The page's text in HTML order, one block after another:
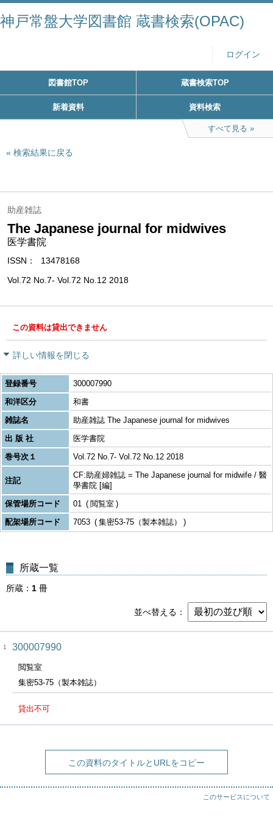
神戸常盤大学図書館 蔵書検索(OPAC)
ログイン
図書館TOP 蔵書検索TOP
新着資料 資料検索
すべて見る
検索結果に戻る
助産雑誌
The Japanese journal for midwives
医学書院
ISSN
13478168
Vol.72 No.7- Vol.72 No.12 2018
この資料は貸出できません
詳しい情報を閉じる
登録番号
300007990
和洋区分
和書
雑誌名
助産雑誌 The Japanese journal for midwives
出 版 社
医学書院
巻号次１
Vol.72 No.7- Vol.72 No.12 2018
注記
CF:助産婦雑誌 = The Japanese journal for midwife / 醫
學書院 [編]
保管場所コード
01
閲覧室
配架場所コード
7053 集密53-75（製本雑誌）
所蔵一覧
所蔵 1 冊
並べ替える
1 300007990
閲覧室
集密53-75（製本雑誌）
貸出不可
この資料のタイトルとURLをコピー
このサービスについて